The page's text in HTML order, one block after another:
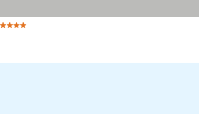
4 星級